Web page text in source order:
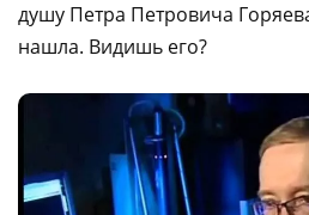
душу Петра Петровича
нашла. Видишь его?